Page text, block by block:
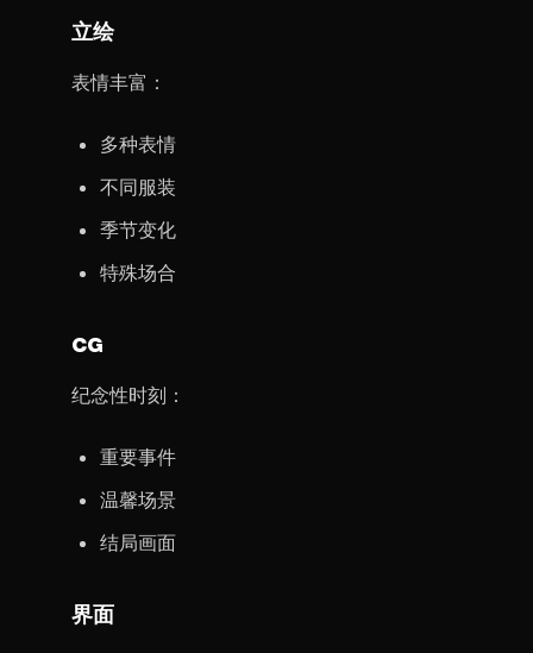
立绘
表情丰富：
多种表情
不同服装
季节变化
特殊场合
CG
纪念性时刻：
重要事件
温馨场景
结局画面
界面